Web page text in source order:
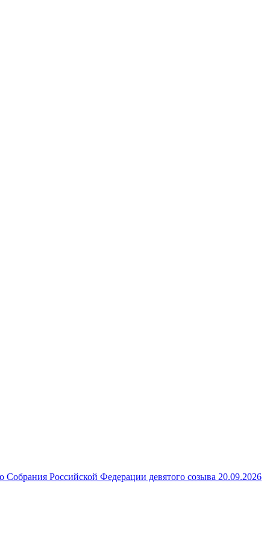
Российской Федерации девятого созыва 20.09.2026